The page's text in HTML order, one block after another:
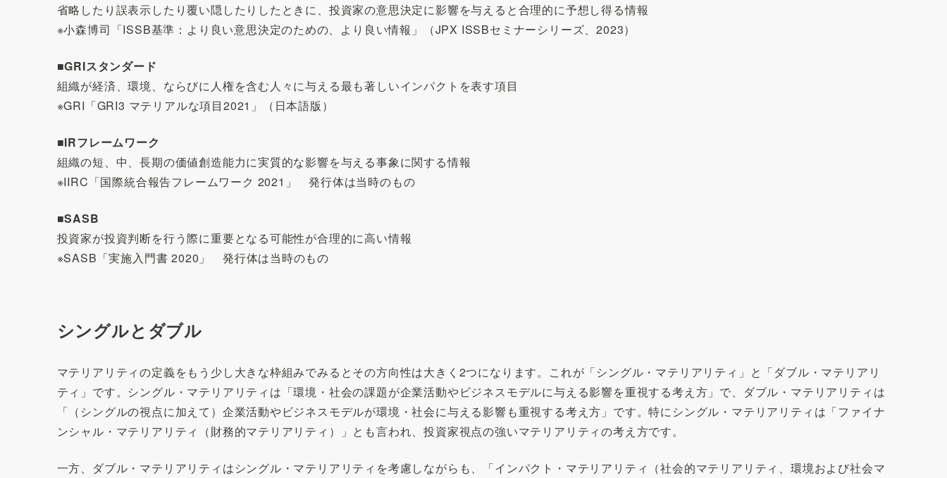
省略したり誤表示したり覆い隠したりしたときに、投資家の意思決定に影響を与えると合理的に予想し得る情報
※小森博司「ISSB基準：より良い意思決定のための、より良い情報」（JPX ISSBセミナーシリーズ、2023）
■GRIスタンダード
組織が経済、環境、ならびに人権を含む人々に与える最も著しいインパクトを表す項目
※GRI「GRI3 マテリアルな項目2021」（日本語版）
■IRフレームワーク
組織の短、中、長期の価値創造能力に実質的な影響を与える事象に関する情報
※IIRC「国際統合報告フレームワーク 2021」 発行体は当時のもの
■SASB
投資家が投資判断を行う際に重要となる可能性が合理的に高い情報
※SASB「実施入門書 2020」 発行体は当時のもの
シングルとダブル
マテリアリティの定義をもう少し大きな枠組みでみるとその方向性は大きく2つになります。これが「シングル・マテリアリティ」と「ダブル・マテリアリ
ティ」です。シングル・マテリアリティは「環境・社会の課題が企業活動やビジネスモデルに与える影響を重視する考え方」で、ダブル・マテリアリティは
「（シングルの視点に加えて）企業活動やビジネスモデルが環境・社会に与える影響も重視する考え方」です。特にシングル・マテリアリティは「ファイナ
ンシャル・マテリアリティ（財務的マテリアリティ）」とも言われ、投資家視点の強いマテリアリティの考え方です。
一方、ダブル・マテリアリティはシングル・マテリアリティを考慮しながらも、「インパクト・マテリアリティ（社会的マテリアリティ、環境および社会マ